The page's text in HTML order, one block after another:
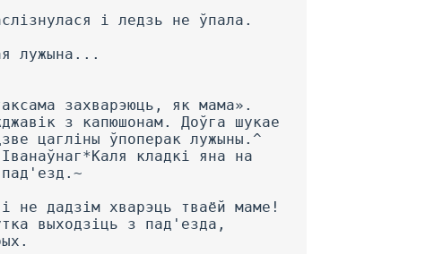
і ледзь не ўпала.
лужына...
захварэюць, як мама».
з капюшонам. Доўга шукае
цагліны ўпоперак лужыны.^
кладкі яна на
не дадзім хварэць тваёй маме!
выходзіць з пад'езда,